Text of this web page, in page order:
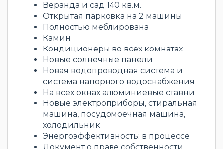
Веранда и сад 140 кв.м.
Открытая парковка на 2 машины
Полностью меблирована
Камин
Кондиционеры во всех комнатах
Новые солнечные панели
Новая водопроводная система и
система напорного водоснабжения
На всех окнах алюминиевые ставни
Новые электроприборы, стиральная
машина, посудомоечная машина,
холодильник
Энергоэффективность: в процессе
Документ о праве собственности